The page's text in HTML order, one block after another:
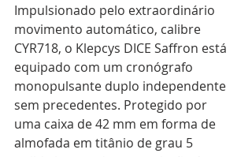
Impulsionado pelo extraordinário
movimento automático, calibre
CYR718, o Klepcys DICE Saffron está
equipado com um cronógrafo
monopulsante duplo independente
sem precedentes. Protegido por
uma caixa de 42 mm em forma de
almofada em titânio de grau 5